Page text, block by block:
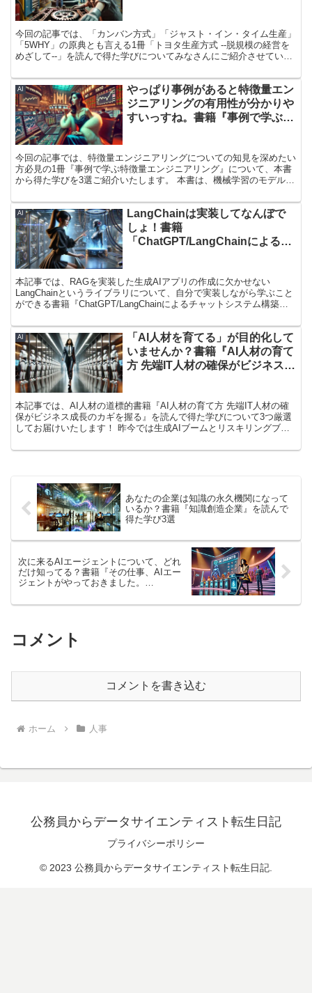
今回の記事では、「カンバン方式」「ジャスト・イン・タイム生産」
「5WHY」の原典とも言える1冊「トヨタ生産方式 --脱規模の経営を
めざして--」を読んで得た学びについてみなさんにご紹介させていた
ら、だんだんと日本停滞期に差し掛かった頃にスポットライトを浴び
たトヨタの生産方式「ジャスト・イン・タイム生産」をはじめとし
た、当時画期的とされた生産現場のあり方について書かれた書籍にな
ります。 いわば、現代のリーン開発の先駆けとも言える書籍です。
本記事を通じて、リーン開発の原点が与えてくれる示唆のエッセンス
を掴んでいただけると幸いです。
AI
やっぱり事例があると特徴量エン
ジニアリングの有用性が分かりや
すいっすね。書籍『事例で学ぶ特
今回の記事では、特徴量エンジニアリングについての知見を深めたい
方必見の1冊『事例で学ぶ特徴量エンジニアリング』について、本書
から得た学びを3選ご紹介いたします。 本書は、機械学習のモデルの
様な手段がありますが、その中でも特徴量エンジニアリングにフォー
カスしつつ、「なぜこのデータにこのような加工を施すのか」を懇切
丁寧に解説した良書になります。 特徴量エンジニアリングについて
改めて学習したデータサイエンティストの方、Kaggleでのスコア上
げをモデル調整以外で取り組みたい方におすすめです！
AI
LangChainは実装してなんぼで
しょ！書籍
「ChatGPT/LangChainによるチ
違う実装してみた 〜
本記事では、RAGを実装した生成AIアプリの作成に欠かせない
LangChainというライブラリについて、自分で実装しながら学ぶこと
ができる書籍『ChatGPT/LangChainによるチャットシステム構築
す！ 本書はPythonについてある程度理解している方であれば誰でも
挑戦できるほど、分かりやすくLangChainについて書かれている1冊
になります！ 「RAGについての知見を深めたい」「社内で生成AIに
関する機運が高まっているので、生成AIを使った簡単なアプリを作れ
るようになりたい」という野心あふれる方におすすめの書籍です！
AI
「AI人材を育てる」が目的化して
いませんか？書籍『AI人材の育て
方 先端IT人材の確保がビジネス成
本記事では、AI人材の道標的書籍『AI人材の育て方 先端IT人材の確
保がビジネス成長のカギを握る』を読んで得た学びについて3つ厳選
してお届けいたします！ 昨今では生成AIブームとリスキリングブー
び交うようになって久しいですが、一方で育てるべきAI人材の定義や
担当者の方にとっては、本書は転ばぬ先の杖になるかと思いますの
で、ぜひデスクの傍に置いておくことをお勧めいたします。
あなたの企業は知識の永久機関になって
いるか？書籍『知識創造企業』を読んで
得た学び3選
次に来るAIエージェントについて、どれ
だけ知ってる？書籍『その仕事、AIエー
ジェントがやっておきました。
から得た学び
コメント
コメントを書き込む
ホーム 人事
公務員からデータサイエンティスト転生日記
プライバシーポリシー
© 2023 公務員からデータサイエンティスト転生日記.